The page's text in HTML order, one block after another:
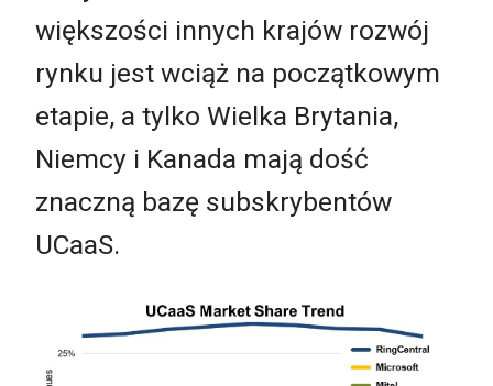
większości innych krajów rozwój
rynku jest wciąż na początkowym
etapie, a tylko Wielka Brytania,
Niemcy i Kanada mają dość
znaczną bazę subskrybentów
UCaaS.